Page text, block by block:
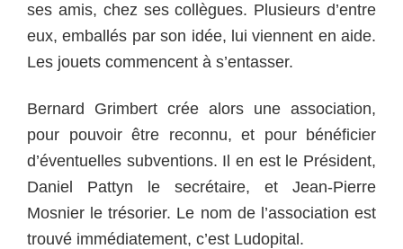
ses amis, chez ses collègues. Plusieurs d’entre
eux, emballés par son idée, lui viennent en aide.
Les jouets commencent à s’entasser.
Bernard Grimbert crée alors une association,
pour pouvoir être reconnu, et pour bénéficier
d’éventuelles subventions. Il en est le Président,
Daniel Pattyn le secrétaire, et Jean-Pierre
Mosnier le trésorier. Le nom de l’association est
trouvé immédiatement, c’est Ludopital.